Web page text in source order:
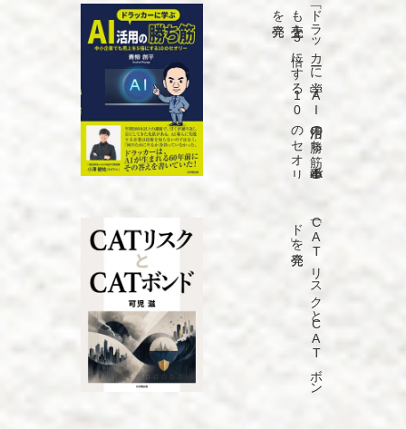
「ド
ラ
ッ
カ
ーに
学ぶ
A
I
活用の
勝ち
筋
中小企業で
も
売上を
5
倍に
す
る
1
0
の
セ
オ
リ
ー」
を
発売
「C
A
T
リ
ス
ク
と
C
A
T
ボ
ン
ド
」を
発売